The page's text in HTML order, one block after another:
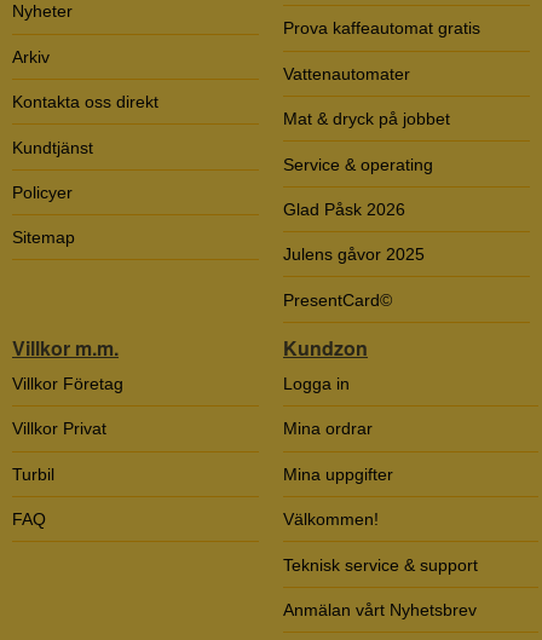
Nyheter
Arkiv
Kontakta oss direkt
Kundtjänst
Policyer
Sitemap
Prova kaffeautomat gratis
Vattenautomater
Mat & dryck på jobbet
Service & operating
Glad Påsk 2026
Julens gåvor 2025
PresentCard©
Villkor m.m.
Villkor Företag
Villkor Privat
Turbil
FAQ
Kundzon
Logga in
Mina ordrar
Mina uppgifter
Välkommen!
Teknisk service & support
Anmälan vårt Nyhetsbrev